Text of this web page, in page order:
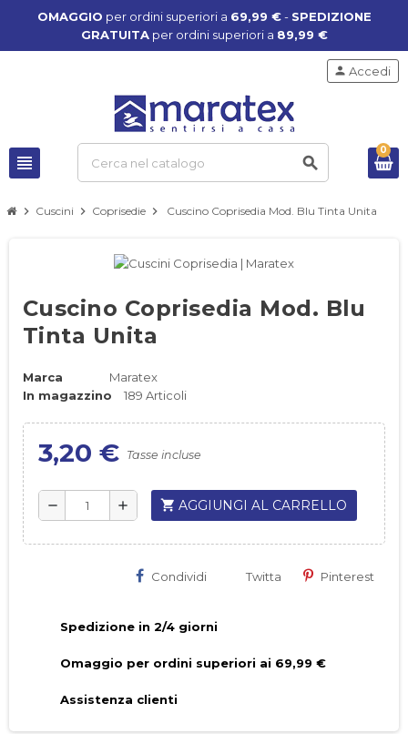
OMAGGIO per ordini superiori a 69,99 €- SPEDIZIONE
GRATUITAper ordini superiori a 89,99 €
view_headline search
person Accedi
0
chevron_right Cuscini chevron_right Coprisedie chevron_right Cuscino Coprisedia Mod. Blu Tinta Unita
Cuscino Coprisedia Mod. Blu
Tinta Unita
Marca
Maratex
In magazzino
189 Articoli
3,20 € Tasse incluse
remove add shopping_cart AGGIUNGI AL CARRELLO
Condividi Twitta Pinterest
Spedizione in 2/4 giorni
Omaggio per ordini superiori ai 69,99 €
Assistenza clienti